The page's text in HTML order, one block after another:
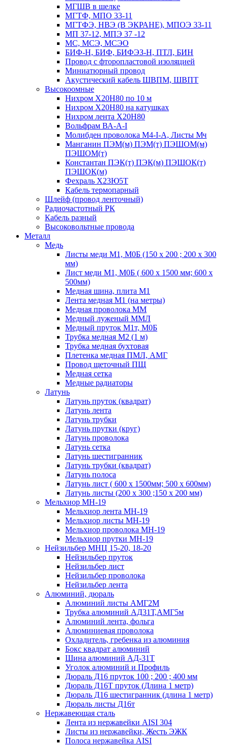
МГШВ в шелке
МГТФ, МПО 33-11
МГТФЭ, НВЭ (В ЭКРАНЕ), МПОЭ 33-11
МП 37-12, МПЭ 37 -12
МС, МСЭ, МСЭО
БИФ-Н, БИФ, БИФЭЗ-Н, ПТЛ, БИН
Провод с фторопластовой изоляцией
Миниатюрный провод
Акустический кабель ШВПМ, ШВПТ
Высокоомные
Нихром Х20Н80 по 10 м
Нихром Х20Н80 на катушках
Нихром лента Х20Н80
Вольфрам ВА-А-I
Молибден проволока М4-I-А, Листы Мч
Манганин ПЭМ(м) ПЭМ(т) ПЭШОМ(м)
ПЭШОМ(т)
Константан ПЭК(т) ПЭК(м) ПЭШОК(т)
ПЭШОК(м)
Фехраль Х23Ю5Т
Кабель термопарный
Шлейф (провод ленточный)
Радиочастотный РК
Кабель разный
Высоковольтные провода
Металл
Медь
Листы меди М1, М0Б (150 х 200 ; 200 х 300
мм)
Лист меди М1, М0Б ( 600 х 1500 мм; 600 х
500мм)
Медная шина, плита М1
Лента медная М1 (на метры)
Медная проволока ММ
Медный луженый ММЛ
Медный пруток М1т, М0Б
Трубка медная М2 (1 м)
Трубка медная бухтовая
Плетенка медная ПМЛ, АМГ
Провод щеточный ПЩ
Медная сетка
Медные радиаторы
Латунь
Латунь пруток (квадрат)
Латунь лента
Латунь трубки
Латунь прутки (круг)
Латунь проволока
Латунь сетка
Латунь шестигранник
Латунь трубки (квадрат)
Латунь полоса
Латунь лист ( 600 х 1500мм; 500 х 600мм)
Латунь листы (200 х 300 ;150 х 200 мм)
Мельхиор МН-19
Мельхиор лента МН-19
Мельхиор листы МН-19
Мельхиор проволока МН-19
Мельхиор прутки МН-19
Нейзильбер МНЦ 15-20, 18-20
Нейзильбер пруток
Нейзильбер лист
Нейзильбер проволока
Нейзильбер лента
Алюминий, дюраль
Алюминий листы АМГ2М
Трубка алюминий АД31Т,АМГ5м
Алюминий лента, фольга
Алюминиевая проволока
Охладитель, гребенка из алюминия
Бокс квадрат алюминий
Шина алюминий АД-31Т
Уголок алюминий и Профиль
Дюраль Д16 пруток 100 ; 200 ; 400 мм
Дюраль Д16Т пруток (Длина 1 метр)
Дюраль Д16 шестигранник (длина 1 метр)
Дюраль листы Д16т
Нержавеющая сталь
Лента из нержавейки AISI 304
Листы из нержавейки, Жесть ЭЖК
Полоса нержавейка АISI